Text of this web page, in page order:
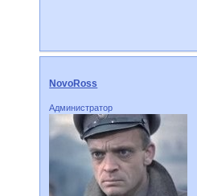
NovoRoss
Администратор